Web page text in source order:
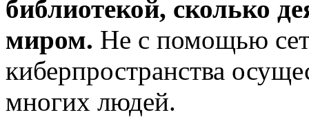
библиотекой, сколько
миром. Не с помощью
киберпространства
многих людей.